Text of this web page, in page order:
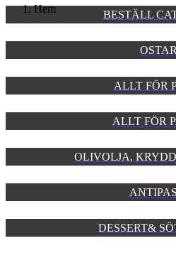
Hem BESTÄLL
OSTAR
ALLT FÖR
ALLT FÖR
OLIVOLJA,
DESSERT&